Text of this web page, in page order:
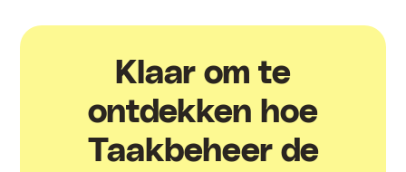
Klaar om te
ontdekken hoe
Taakbeheer de